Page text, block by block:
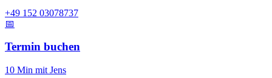
+49 152 03078737
📅
Termin buchen
10 Min mit Jens